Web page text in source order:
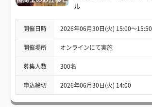
ル
開催日時 2026年06月30日(火) 15:00〜15:50
開催場所 オンラインにて実施
募集人数 300名
申込締切 2026年06月30日(火) 14:00